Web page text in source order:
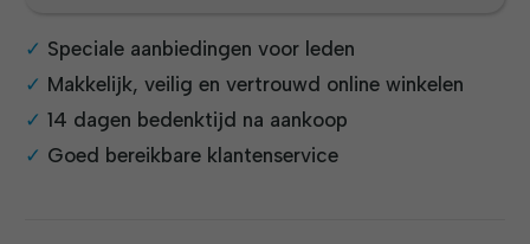
Speciale aanbiedingen voor leden
Makkelijk, veilig en vertrouwd online winkelen
14 dagen bedenktijd na aankoop
Goed bereikbare klantenservice